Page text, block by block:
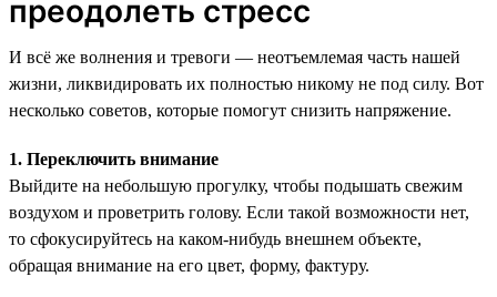
преодолеть стресс
И всё же волнения и тревоги — неотъемлемая часть нашей
жизни, ликвидировать их полностью никому не под силу. Вот
несколько советов, которые помогут снизить напряжение.
1. Переключить внимание
Выйдите на небольшую прогулку, чтобы подышать свежим
воздухом и проветрить голову. Если такой возможности нет,
то сфокусируйтесь на каком-нибудь внешнем объекте,
обращая внимание на его цвет, форму, фактуру.